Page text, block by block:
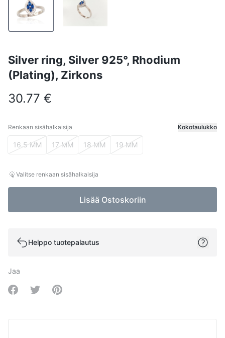
Silver ring, Silver 925°, Rhodium
(Plating), Zirkons
30.77 €
Renkaan sisähalkaisija Kokotaulukko
Renkaan sisähalkaisija
16.5 MM 17 MM 18 MM 19 MM
Valitse renkaan sisähalkaisija
Lisää Ostoskoriin
Helppo tuotepalautus
Jaa
Share on Facebook
Share on Twitter
Share on Pinterest